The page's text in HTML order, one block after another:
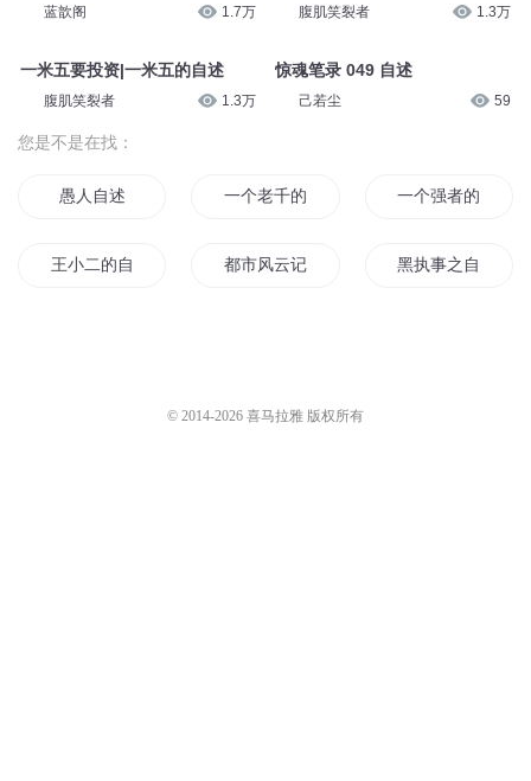
蓝歆阁 1.7万
一米五要投资|一米五的自述
腹肌笑裂者 1.3万
腹肌笑裂者 1.3万
惊魂笔录 049 自述
己若尘 59
您是不是在找：
愚人自述 一个老千的自述 一个强者的自述
王小二的自述 都市风云记述传 黑执事之自述
© 2014-2026 喜马拉雅 版权所有